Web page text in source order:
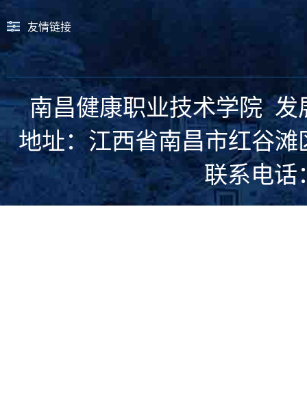
友情链接
南昌健康职业技术学院
地址：江西省南昌市红谷滩
联系电话